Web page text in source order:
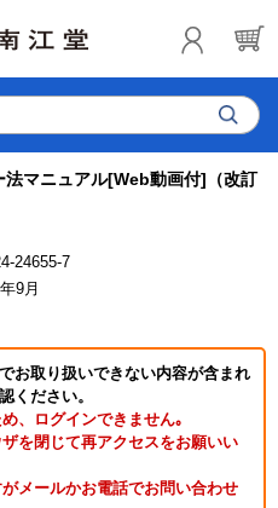
法マニュアル[Web動画付]（改訂
24655-7
9月
お取り扱いできない内容が含まれ
ください。
、ログインできません｡
を閉じて再アクセスをお願いい
メールかお電話でお問い合わせ